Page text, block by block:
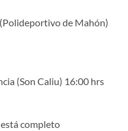
(Polideportivo de Mahón)
(Son Caliu) 16:00 hrs
completo